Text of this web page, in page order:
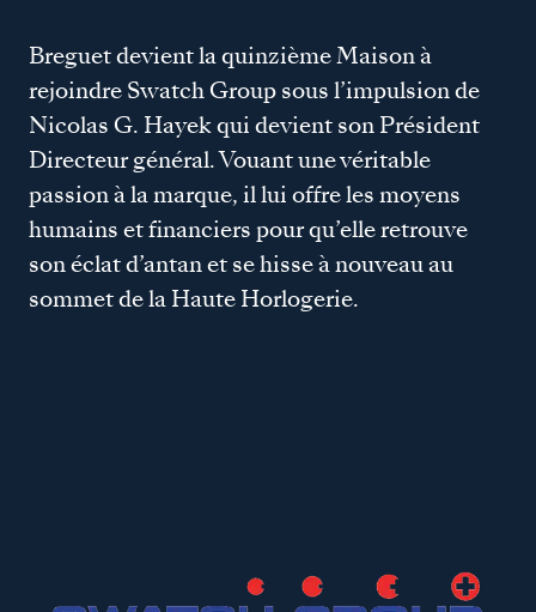
Breguet devient la quinzième Maison à
rejoindre Swatch Group sous l’impulsion de
Nicolas G. Hayek qui devient son Président
Directeur général. Vouant une véritable
passion à la marque, il lui offre les moyens
humains et financiers pour qu’elle retrouve
son éclat d’antan et se hisse à nouveau au
sommet de la Haute Horlogerie.